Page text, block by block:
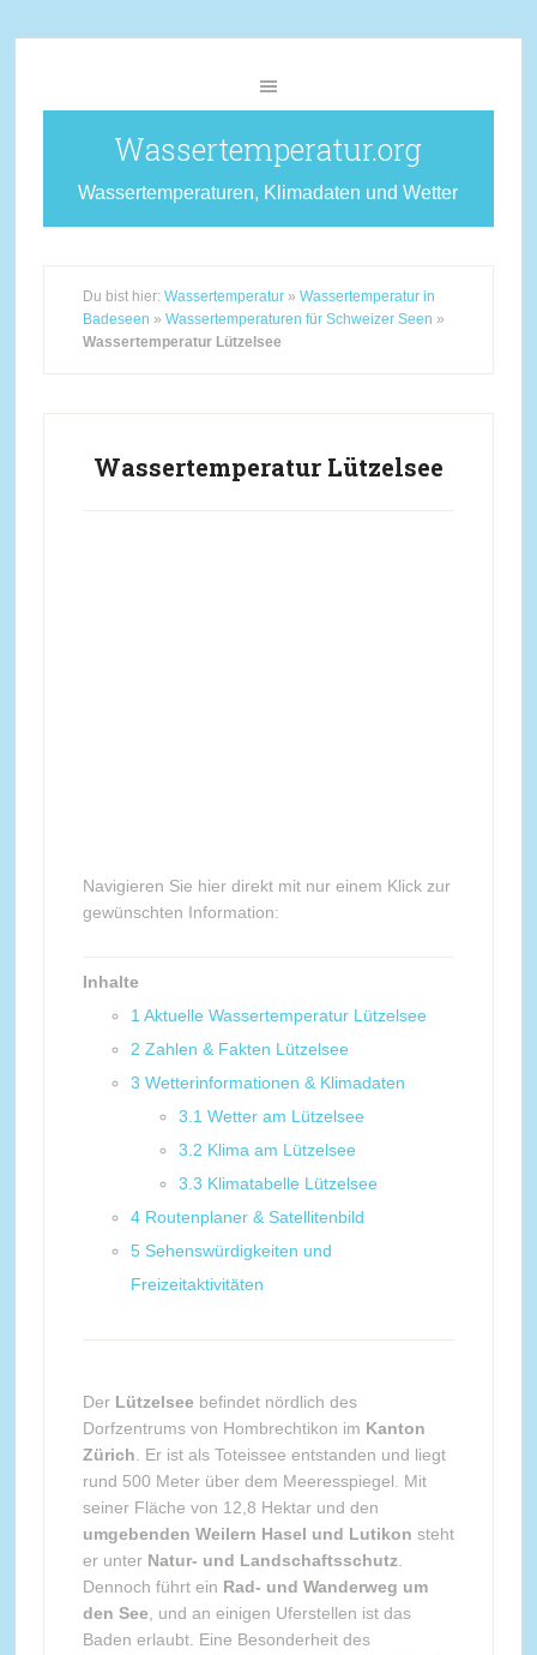
Wassertemperatur.org
Wassertemperaturen, Klimadaten und Wetter
Du bist hier: Wassertemperatur» Wassertemperatur in
Badeseen » Wassertemperaturen für Schweizer Seen »
Wassertemperatur Lützelsee
Wassertemperatur Lützelsee
Navigieren Sie hier direkt mit nur einem Klick zur
gewünschten Information:
Inhalte
1 Aktuelle Wassertemperatur Lützelsee
2 Zahlen & Fakten Lützelsee
3 Wetterinformationen & Klimadaten
3.1 Wetter am Lützelsee
3.2 Klima am Lützelsee
3.3 Klimatabelle Lützelsee
4 Routenplaner & Satellitenbild
5 Sehenswürdigkeiten und
Freizeitaktivitäten
Der Lützelsee befindet nördlich des
Dorfzentrums von Hombrechtikon im Kanton
Zürich . Er ist als Toteissee entstanden und liegt
rund 500 Meter über dem Meeresspiegel. Mit
seiner Fläche von 12,8 Hektar und den
umgebenden Weilern Hasel und Lutikon steht
er unter Natur- und Landschaftsschutz
Dennoch führt ein Rad- und Wanderweg um
den See , und an einigen Uferstellen ist das
Baden erlaubt. Eine Besonderheit des